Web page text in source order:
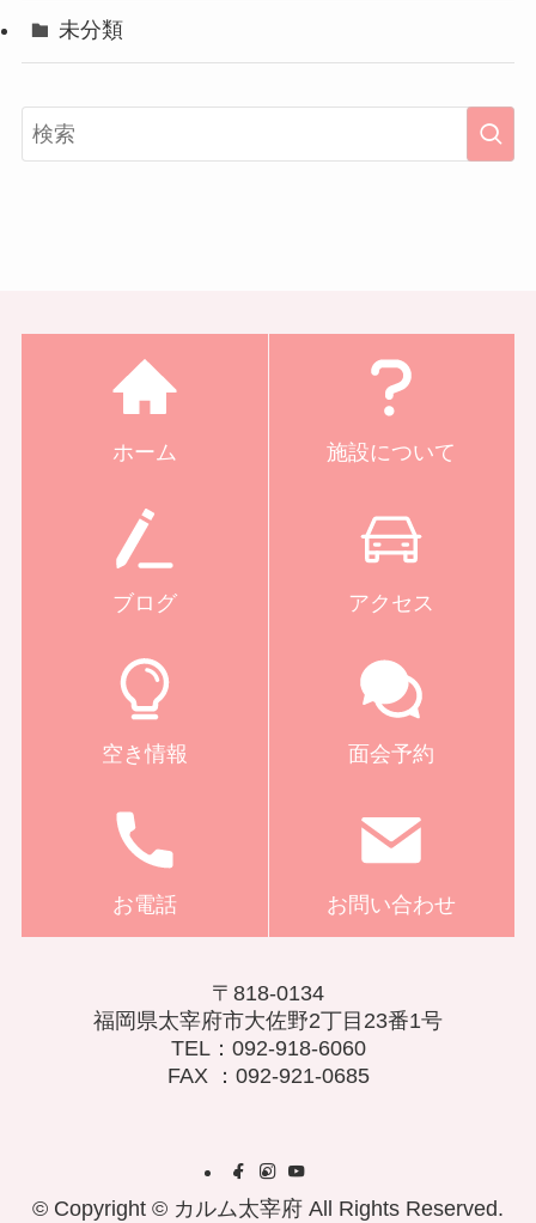
未分類
ホーム 施設について
ブログ アクセス
空き情報 面会予約
お電話 お問い合わせ
〒818-0134
福岡県太宰府市大佐野2丁目23番1号
TEL：092-918-6060
FAX ：092-921-0685
© Copyright © カルム太宰府 All Rights Reserved.